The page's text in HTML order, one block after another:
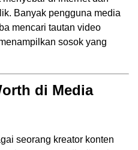
Banyak pengguna media
mencari tautan video
sosok yang
di Media
seorang kreator konten